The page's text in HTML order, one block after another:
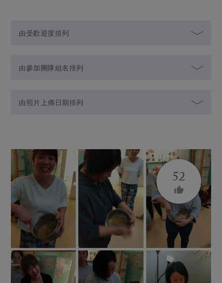
由受歡迎度排列
由參加團隊組名排列
由照片上傳日期排列
52
thumb_up